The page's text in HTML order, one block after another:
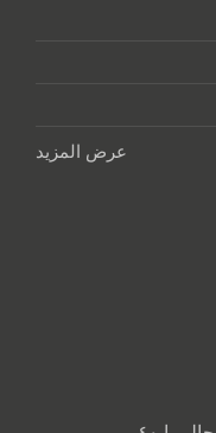
عرض المزيد